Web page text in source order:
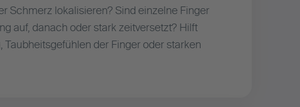
Schmerz lokalisieren? Sind einzelne Finger
auf, danach oder stark zeitversetzt? Hilft
der Finger oder starken